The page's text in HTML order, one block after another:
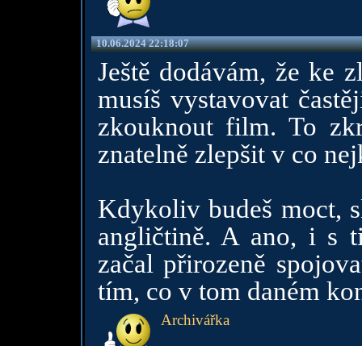
10.06.2024 22:18:07
Ještě dodávám, že ke
musíš vystavovat
zkouknout film. To
znatelně zlepšit v co
Kdykoliv budeš moct,
angličtině. A ano, i s
začal přirozeně
tím, co v tom daném
Archivářka